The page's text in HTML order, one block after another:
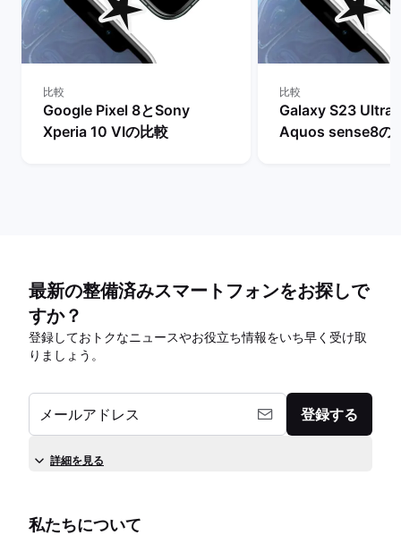
比較
Google Pixel 8とSony
Xperia 10 VIの比較
比較
Galaxy S23 Ultra
Aquos sense8の
最新の整備済みスマートフォンをお探しで
すか？
登録しておトクなニュースやお役立ち情報をいち早く受け取
りましょう。
メールアドレス 登録する
詳細を見る
私たちについて